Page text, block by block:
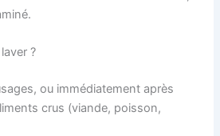
?
ou immédiatement après
crus (viande, poisson,